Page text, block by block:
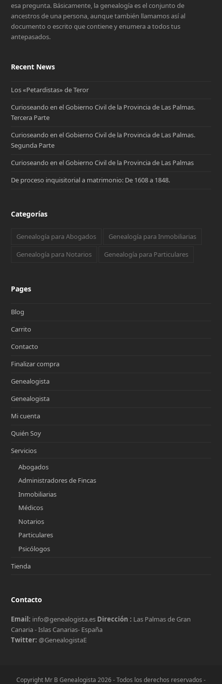
esa pregunta. Básicamente, la genealogía es el conjunto de
ancestros de una persona, aunque también llamamos así al
documento o escrito que contiene y enumera a todos tus
antepasados.
Recent News
Los «Petardistas» de Teror
Curioseando en el Gobierno Civil de la Provincia de Las Palmas.
Tercera Parte
Curioseando en el Gobierno Civil de la Provincia de Las Palmas.
Segunda Parte
Curioseando en el Gobierno Civil de la Provincia de Las Palmas
De proceso inquisitorial a matrimonio: De 1608 a 1848.
Categorías
Genealogía para Abogados
Genealogía para Inmobiliarias
Genealogía para Notarios
Genealogía para Particulares
Pages
Blog
Carrito
Contacto
Finalizar compra
Genealogista
Genealogista
Mi cuenta
Quién Soy
Servicios
Abogados
Administradores de Fincas
Inmobiliarias
Médicos
Notarios
Particulares
Psicólogos
Tienda
Contacto
Email: info@genealogista.es Dirección : Las Palmas de Gran
Canaria - Islas Canarias- España
Twitter: @GenealogistaE
Copyright Mr B Genealogista 2026 - Todos los derechos reservados -